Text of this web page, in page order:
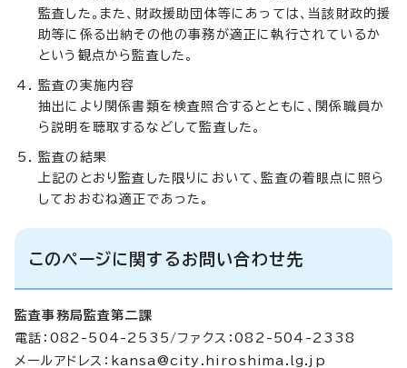
監査した。また、財政援助団体等にあっては、当該財政的援
助等に係る出納その他の事務が適正に執行されているか
という観点から監査した。
監査の実施内容
抽出により関係書類を検査照合するとともに、関係職員か
ら説明を聴取するなどして監査した。
監査の結果
上記のとおり監査した限りにおいて、監査の着眼点に照ら
しておおむね適正であった。
このページに関するお問い合わせ先
監査事務局監査第二課
電話：082-504-2535/ファクス：082-504-2338
メールアドレス： kansa@city.hiroshima.lg.jp